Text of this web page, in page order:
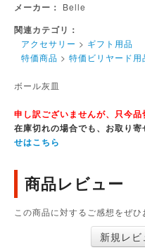
メーカー： Belle
関連カテゴリ：
アクセサリー > ギフト用品
特価商品 > 特価ビリヤード用
ボール灰皿
申し訳ございませんが、只今品
在庫切れの場合でも、お取り
せはこちら
商品レビュー
この商品に対するご感想をぜひ
新規レ